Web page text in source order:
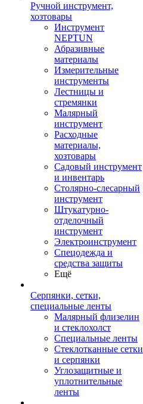
Ручной инструмент,
хозтовары
Инструмент
NEPTUN
Абразивные
материалы
Измерительные
инструменты
Лестницы и
стремянки
Малярный
инструмент
Расходные
материалы,
хозтовары
Садовый инструмент
и инвентарь
Столярно-слесарный
инструмент
Штукатурно-
отделочный
инструмент
Электроинструмент
Спецодежда и
средства защиты
Ещё
Серпянки, сетки,
специальные ленты
Малярный флизелин
и стеклохолст
Специальные ленты
Стеклотканные сетки
и серпянки
Углозащитные и
уплотнительные
ленты